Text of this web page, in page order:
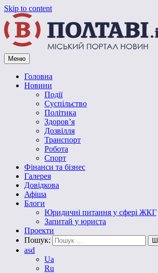
Skip to content
Vpoltave.info
Полтавський портал новин
Меню
Головна
Новини
Події
Суспільство
Політика
Здоров’я
Дозвілля
Транспорт
Робота
Спорт
Фінанси та бізнес
Галерея
Довідкова
Афіша
Блоги
Юридичні питання у сфері ЖКГ
Запитай у юриста
Проекти
Пошук:
asd
Ua
Ru